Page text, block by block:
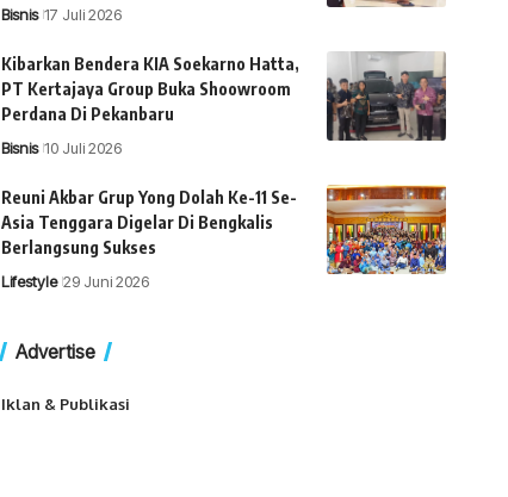
Bisnis 17 Juli 2026
Kibarkan Bendera KIA Soekarno Hatta,
PT Kertajaya Group Buka Shoowroom
Perdana Di Pekanbaru
Bisnis 10 Juli 2026
Reuni Akbar Grup Yong Dolah Ke-11 Se-
Asia Tenggara Digelar Di Bengkalis
Berlangsung Sukses
Lifestyle 29 Juni 2026
Advertise
Iklan & Publikasi